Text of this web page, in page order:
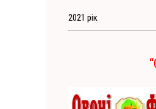
2021 рік